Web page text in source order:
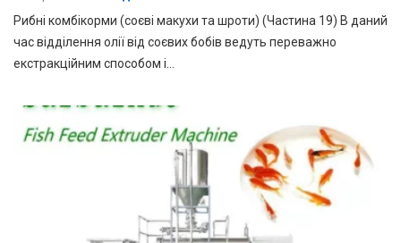
Рибні комбікорми (соєві макухи та шроти) (Частина 19) В даний
час відділення олії від соєвих бобів ведуть переважно
екстракційним способом і…